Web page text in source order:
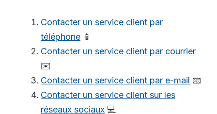
Contacter un service client par
téléphone 📱
Contacter un service client par courrier
✉️
Contacter un service client par e-mail 📧
Contacter un service client sur les
réseaux sociaux 💻